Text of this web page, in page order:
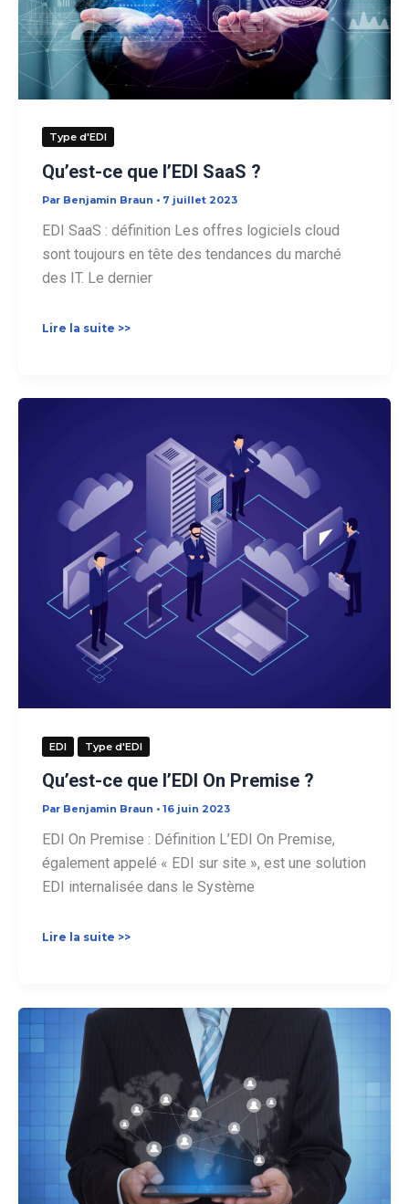
Type d'EDI
Qu’est-ce que l’EDI SaaS ?
Par Benjamin Braun • 7 juillet 2023
EDI SaaS : définition Les offres logiciels cloud
sont toujours en tête des tendances du marché
des IT. Le dernier
Qu’est-
SaaS
Lire la suite >>
EDI Type d'EDI
Qu’est-ce que l’EDI On Premise ?
Par Benjamin Braun • 16 juin 2023
EDI On Premise : Définition L’EDI On Premise,
également appelé « EDI sur site », est une solution
EDI internalisée dans le Système
Qu’est-
On
Premise
?
Lire la suite >>